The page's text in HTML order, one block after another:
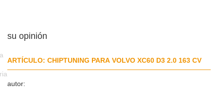
su opinión
ARTÍCULO: CHIPTUNING PARA VOLVO XC60 D3 2.0 163 CV
autor: